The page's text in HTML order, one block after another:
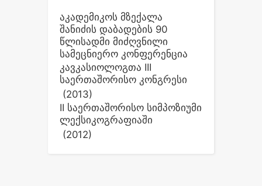
აკადემიკოს მზექალა
შანიძის დაბადების 90
წლისადმი მიძღვნილი
სამეცნიერო კონფერენცია
კავკასიოლოგთა III
საერთაშორისო კონგრესი
(2013)
II საერთაშორისო სიმპოზიუმი
ლექსიკოგრაფიაში
(2012)